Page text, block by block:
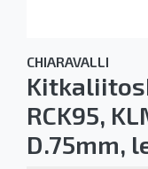
CHIARAVALLI
RCK95,
D.75mm,